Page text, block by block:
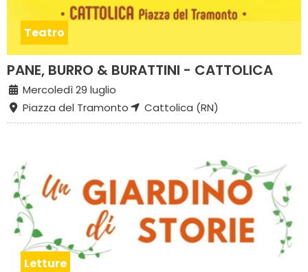
Teatro
PANE, BURRO & BURATTINI - CATTOLICA
Mercoledì 29 luglio
Piazza del Tramonto
Cattolica (RN)
Letture